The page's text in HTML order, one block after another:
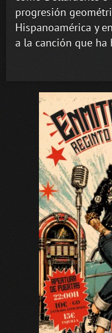
progresión
Hispanoamérica y
a la canción que ha